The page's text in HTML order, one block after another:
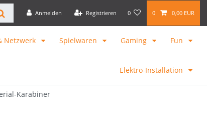
Anmelden Registrieren 0 0 0,00 EUR
Netzwerk Spielwaren Gaming Fun
Elektro-Installation
Karabiner